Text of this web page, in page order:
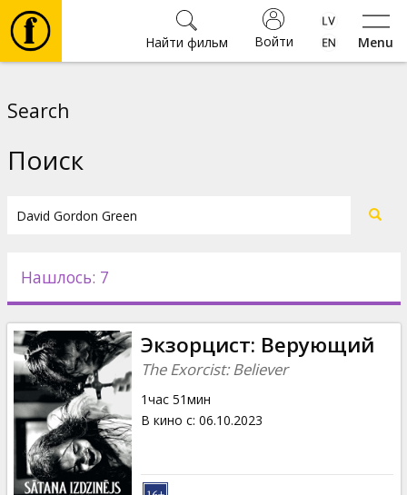
Menu
Войти
Найти фильм
Новости
Подарки
Кинозакуски
B2B
Search
Поиск
Нашлось: 7
Экзорцист: Bерующий
The Exorcist: Believer
1час 51мин
В кино с: 06.10.2023